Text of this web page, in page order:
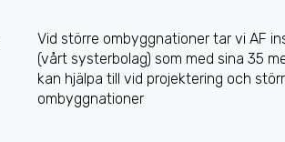
Vid större ombyggnationer tar vi AF
(vårt systerbolag) som med sina 35
kan hjälpa till vid projektering och
ombyggnationer